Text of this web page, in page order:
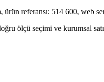
referansı: 514 600, web
ölçü seçimi ve kurumsal